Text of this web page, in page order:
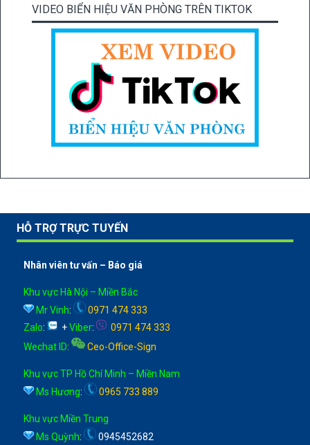
VIDEO BIỂN HIỆU VĂN PHÒNG TRÊN TIKTOK
HỖ TRỢ TRỰC TUYẾN
Nhân viên tư vấn – Báo giá
Khu vực Hà Nội – Miền Bắc
Mr Vinh:
0971 474 333
Zalo: +Viber:
0971 474 333
Wechat ID: Ceo-Office-Sign
Khu vực TP Hồ Chí Minh – Miền Nam
Ms Hương: 0965 733 889
Khu vực Miền Trung
Ms Quỳnh: 0945452682